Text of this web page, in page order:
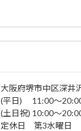
大阪府堺市中区深井
(平日) 11:00～
(土日祝) 10:00～
定休日 第3水曜日